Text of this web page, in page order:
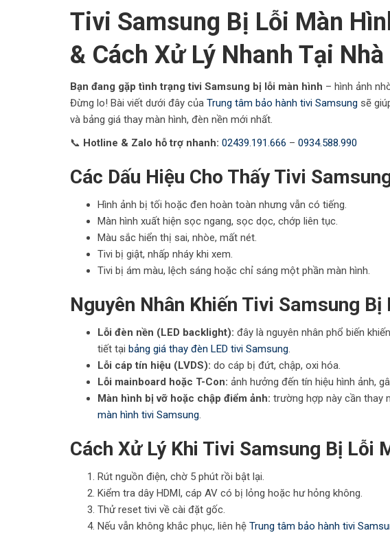
Tivi Samsung Bị Lỗi Màn
& Cách Xử Lý Nhanh Tại Nhà
Bạn đang gặp tình trạng tivi Samsung bị lỗi màn hình – hình ảnh
Đừng lo! Bài viết dưới đây của Trung tâm bảo hành tivi Samsung sẽ
và bảng giá thay màn hình, đèn nền mới nhất.
📞 Hotline & Zalo hỗ trợ nhanh: 02439.191.666 – 0934.588.990
Các Dấu Hiệu Cho Thấy Tivi
Hình ảnh bị tối hoặc đen hoàn toàn nhưng vẫn có tiếng.
Màn hình xuất hiện sọc ngang, sọc dọc, chớp liên tục.
Màu sắc hiển thị sai, nhòe, mất nét.
Tivi bị giật, nhấp nháy khi xem.
Tivi bị ám màu, lệch sáng hoặc chỉ sáng một phần màn hình.
Nguyên Nhân Khiến Tivi Samsung Bị
Lỗi đèn nền (LED backlight): đây là nguyên nhân phổ biến
tiết tại bảng giá thay đèn LED tivi Samsung.
Lỗi cáp tín hiệu (LVDS): do cáp bị đứt, chập, oxi hóa.
Lỗi mainboard hoặc T-Con: ảnh hưởng đến tín hiệu hình ảnh,
Màn hình bị vỡ hoặc chập điểm ảnh: trường hợp này cần thay
màn hình tivi Samsung.
Cách Xử Lý Khi Tivi Samsung Bị Lỗi
Rút nguồn điện, chờ 5 phút rồi bật lại.
Kiểm tra dây HDMI, cáp AV có bị lỏng hoặc hư hỏng không.
Thử reset tivi về cài đặt gốc.
Nếu vẫn không khắc phục, liên hệ Trung tâm bảo hành tivi